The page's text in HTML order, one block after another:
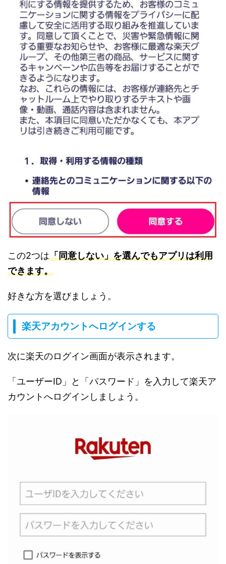
この2つは「同意しない」を選んでもアプリは利用
できます。
好きな方を選びましょう。
楽天アカウントへログインする
次に楽天のログイン画面が表示されます。
「ユーザーID」と「パスワード」を入力して楽天ア
カウントへログインしましょう。